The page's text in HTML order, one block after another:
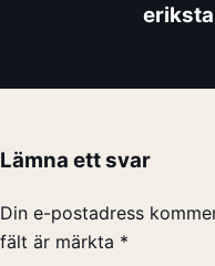
Lämna ett svar
Din e-postadress
fält är märkta *